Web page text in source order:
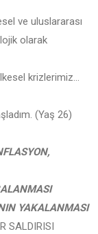
ve uluslararası
olarak
krizlerimiz…
(Yaş 26)
YAKALANMASI